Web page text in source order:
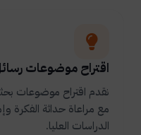
اقتراح موضوعات
نقدم اقتراح موضوعات
مع مراعاة حداثة الفكرة
الدراسات العليا.